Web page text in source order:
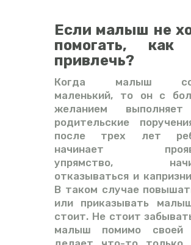
Если малыш не
помогать, как
привлечь?
Когда малыш
маленький, то он с
желанием
родительские
после трех лет
начинает
упрямство,
отказываться и
В таком случае
или приказывать
стоит. Не стоит
малыш помимо своей